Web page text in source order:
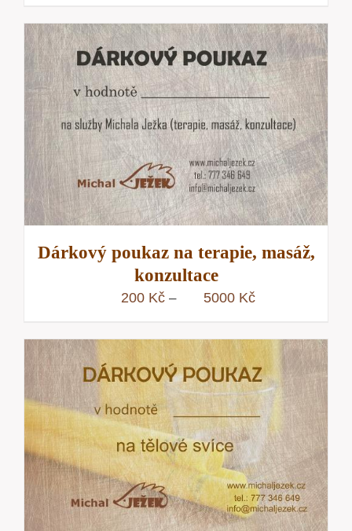
Dárkový poukaz na terapie, masáž,
konzultace
200 Kč – 5000 KčRozpětí
200 Kč
až
5000 Kč